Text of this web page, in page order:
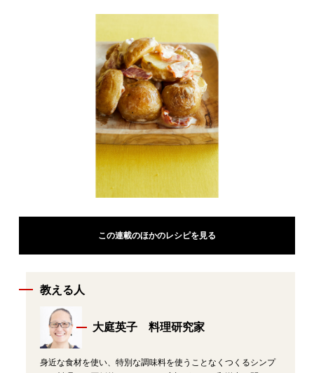
この連載のほかのレシピを見る
教える人
大庭英子 料理研究家
身近な食材を使い、特別な調味料を使うことなくつくるシンプ